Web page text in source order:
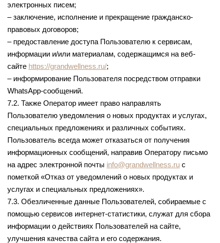
электронных писем;
– заключение, исполнение и прекращение гражданско-
правовых договоров;
– предоставление доступа Пользователю к сервисам,
информации и/или материалам, содержащимся на веб-
сайте https://grandwellness.ru/;
– информирование Пользователя посредством отправки
WhatsApp-сообщений.
7.2. Также Оператор имеет право направлять
Пользователю уведомления о новых продуктах и услугах,
специальных предложениях и различных событиях.
Пользователь всегда может отказаться от получения
информационных сообщений, направив Оператору письмо
на адрес электронной почты info@grandwellness.ru с
пометкой «Отказ от уведомлений о новых продуктах и
услугах и специальных предложениях».
7.3. Обезличенные данные Пользователей, собираемые с
помощью сервисов интернет-статистики, служат для сбора
информации о действиях Пользователей на сайте,
улучшения качества сайта и его содержания.